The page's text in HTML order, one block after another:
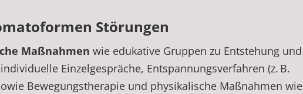
Störungen
Maßnahmen wie edukative Gruppen zu Entstehung und
Einzelgespräche, Entspannungsverfahren (z. B.
Bewegungstherapie und physikalische Maßnahmen wie